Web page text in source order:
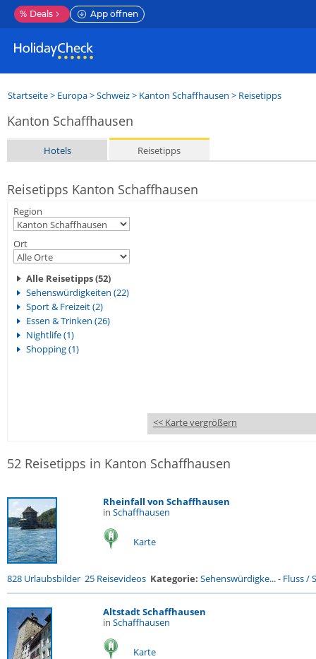
% Deals App öffnen
Startseite> Europa>Schweiz> Kanton Schaffhausen > Reisetipps
Kanton Schaffhausen
Hotels Reisetipps
Reisetipps Kanton Schaffhausen
Region
Ort
Alle Reisetipps (52)
Sehenswürdigkeiten (22)
Sport & Freizeit (2)
Essen & Trinken (26)
Nightlife (1)
Shopping (1)
<< Karte vergrößern
52 Reisetipps in Kanton Schaffhausen
Rheinfall von Schaffhausen
in Schaffhausen
Karte
828 Urlaubsbilder 25 Reisevideos Kategorie: Sehenswürdigke...- Fluss /
Altstadt Schaffhausen
in Schaffhausen
Karte